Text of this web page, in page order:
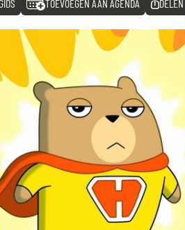
TOEVOEGEN AAN AGENDA DELEN